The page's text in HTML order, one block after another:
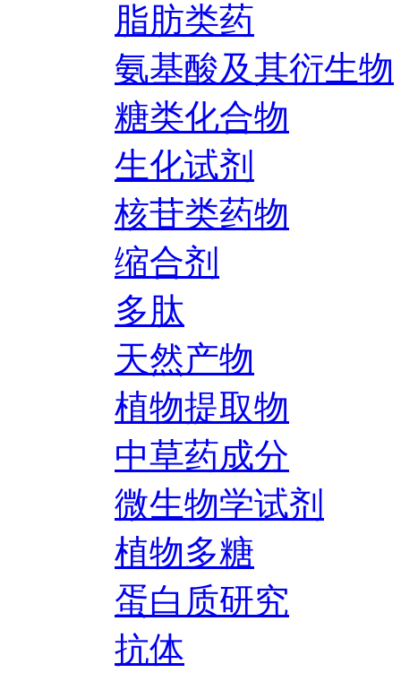
脂肪类药
氨基酸及其衍生物
糖类化合物
生化试剂
核苷类药物
缩合剂
多肽
天然产物
植物提取物
中草药成分
微生物学试剂
植物多糖
蛋白质研究
抗体